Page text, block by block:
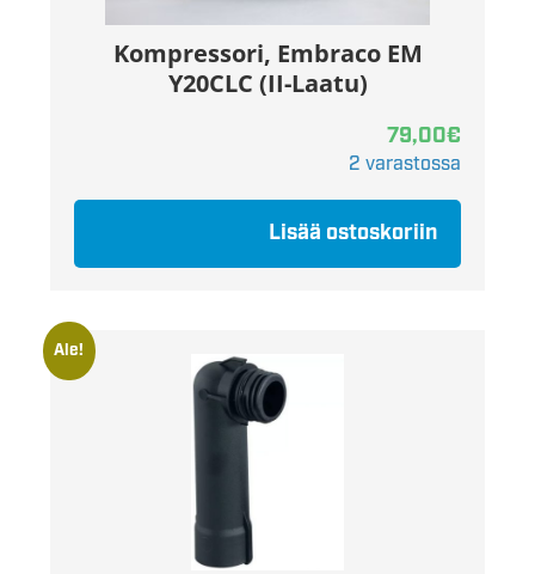
Kompressori, Embraco EM
Y20CLC (II-Laatu)
79,00€
2 varastossa
Lisää ostoskoriin
Ale!